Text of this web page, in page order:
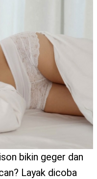
bikin geger dan
Layak dicoba